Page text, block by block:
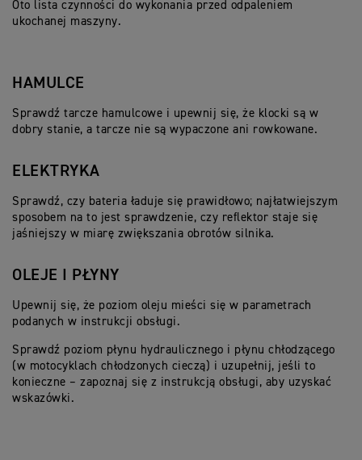
Oto lista czynności do wykonania przed odpaleniem
ukochanej maszyny.
HAMULCE
Sprawdź tarcze hamulcowe i upewnij się, że klocki są w
dobry stanie, a tarcze nie są wypaczone ani rowkowane.
ELEKTRYKA
Sprawdź, czy bateria ładuje się prawidłowo; najłatwiejszym
sposobem na to jest sprawdzenie, czy reflektor staje się
jaśniejszy w miarę zwiększania obrotów silnika.
OLEJE I PŁYNY
Upewnij się, że poziom oleju mieści się w parametrach
podanych w instrukcji obsługi.
Sprawdź poziom płynu hydraulicznego i płynu chłodzącego
(w motocyklach chłodzonych cieczą) i uzupełnij, jeśli to
konieczne – zapoznaj się z instrukcją obsługi, aby uzyskać
wskazówki.